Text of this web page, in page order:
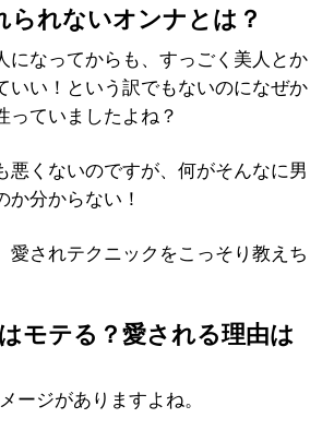
られないオンナとは？
になってからも、すっごく美人とか
いい！という訳でもないのになぜか
っていましたよね？
悪くないのですが、何がそんなに男
か分からない！
愛されテクニックをこっそり教えち
モテる？愛される理由は
ージがありますよね。